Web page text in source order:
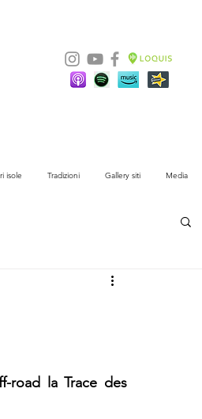
isole Tradizioni Gallery siti Media
road la Trace des